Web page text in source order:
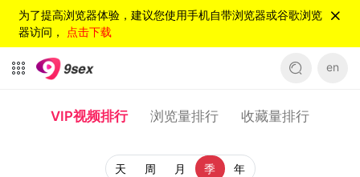
为了提高浏览器体验，建议您使用手机自带浏览器或谷歌浏览
器访问， 点击下载
en
VIP视频排行 浏览量排行 收藏量排行
天 周 月 季 年